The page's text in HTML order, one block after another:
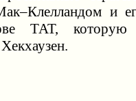
и
ТАТ, которую